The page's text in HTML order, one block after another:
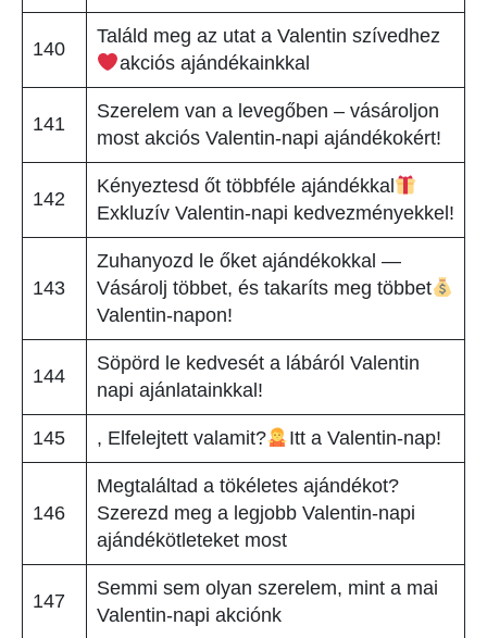
140
Találd meg az utat a Valentin szívedhez
akciós ajándékainkkal
141
Szerelem van a levegőben – vásároljon
most akciós Valentin-napi ajándékokért!
142
Kényeztesd őt többféle ajándékkal
Exkluzív Valentin-napi kedvezményekkel!
143
Zuhanyozd le őket ajándékokkal —
Vásárolj többet, és takaríts meg többet
Valentin-napon!
144
Söpörd le kedvesét a lábáról Valentin
napi ajánlatainkkal!
145 , Elfelejtett valamit? Itt a Valentin-nap!
146
Megtaláltad a tökéletes ajándékot?
Szerezd meg a legjobb Valentin-napi
ajándékötleteket most
147
Semmi sem olyan szerelem, mint a mai
Valentin-napi akciónk